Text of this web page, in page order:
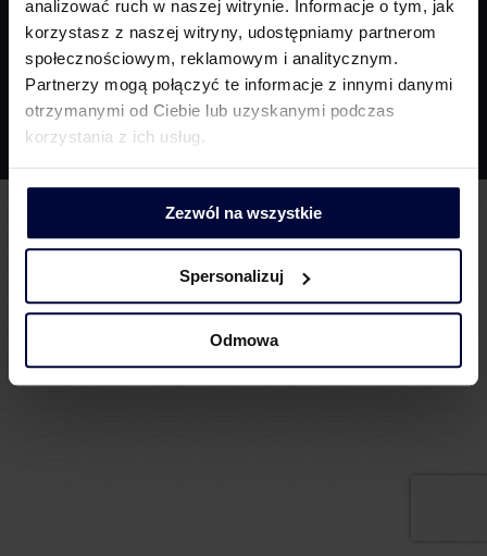
analizować ruch w naszej witrynie. Informacje o tym, jak
korzystasz z naszej witryny, udostępniamy partnerom
społecznościowym, reklamowym i analitycznym.
Partnerzy mogą połączyć te informacje z innymi danymi
otrzymanymi od Ciebie lub uzyskanymi podczas
korzystania z ich usług.
Zezwól na wszystkie
Spersonalizuj
Odmowa
Polityka prywatności i Cookies
Informacje dla akcjonariuszy